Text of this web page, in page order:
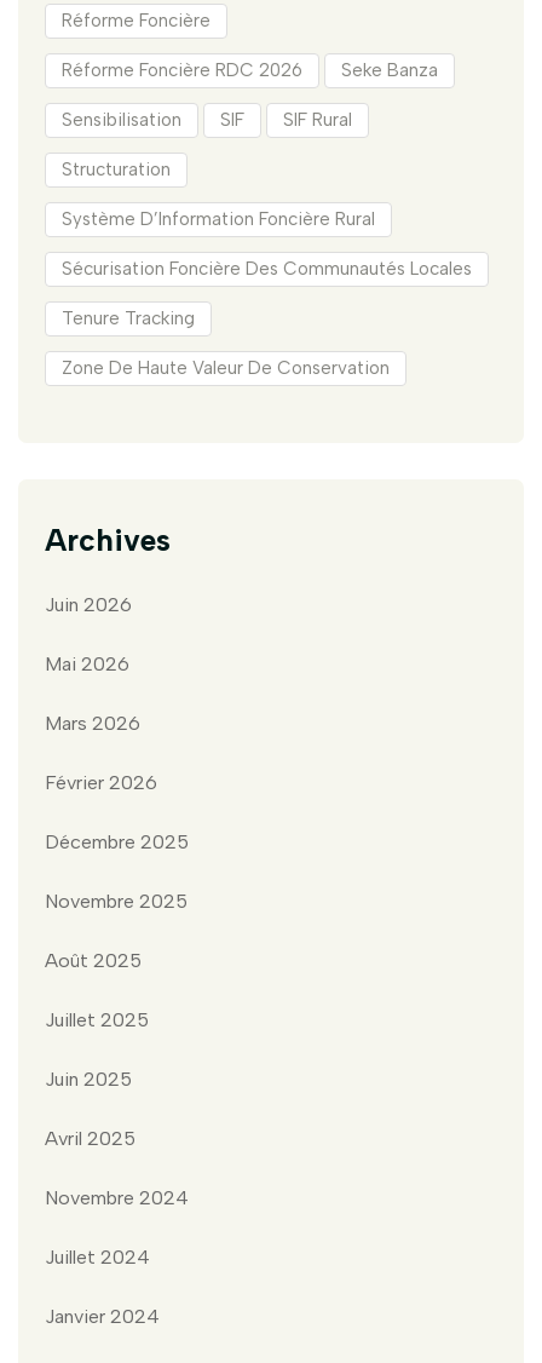
Réforme Foncière
Réforme Foncière RDC 2026 Seke Banza
Sensibilisation SIF SIF Rural
Structuration
Système D’Information Foncière Rural
Sécurisation Foncière Des Communautés Locales
Tenure Tracking
Zone De Haute Valeur De Conservation
Archives
Juin 2026
Mai 2026
Mars 2026
Février 2026
Décembre 2025
Novembre 2025
Août 2025
Juillet 2025
Juin 2025
Avril 2025
Novembre 2024
Juillet 2024
Janvier 2024